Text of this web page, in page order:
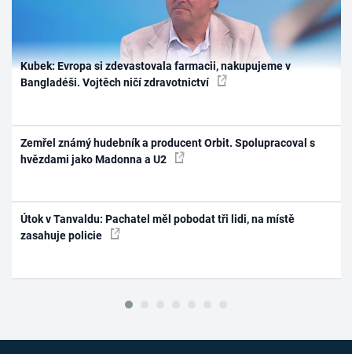
Kubek: Evropa si zdevastovala farmacii, nakupujeme v
Bangladéši. Vojtěch ničí zdravotnictví
Zemřel známý hudebník a producent Orbit. Spolupracoval s
hvězdami jako Madonna a U2
Útok v Tanvaldu: Pachatel měl pobodat tři lidi, na místě
zasahuje policie